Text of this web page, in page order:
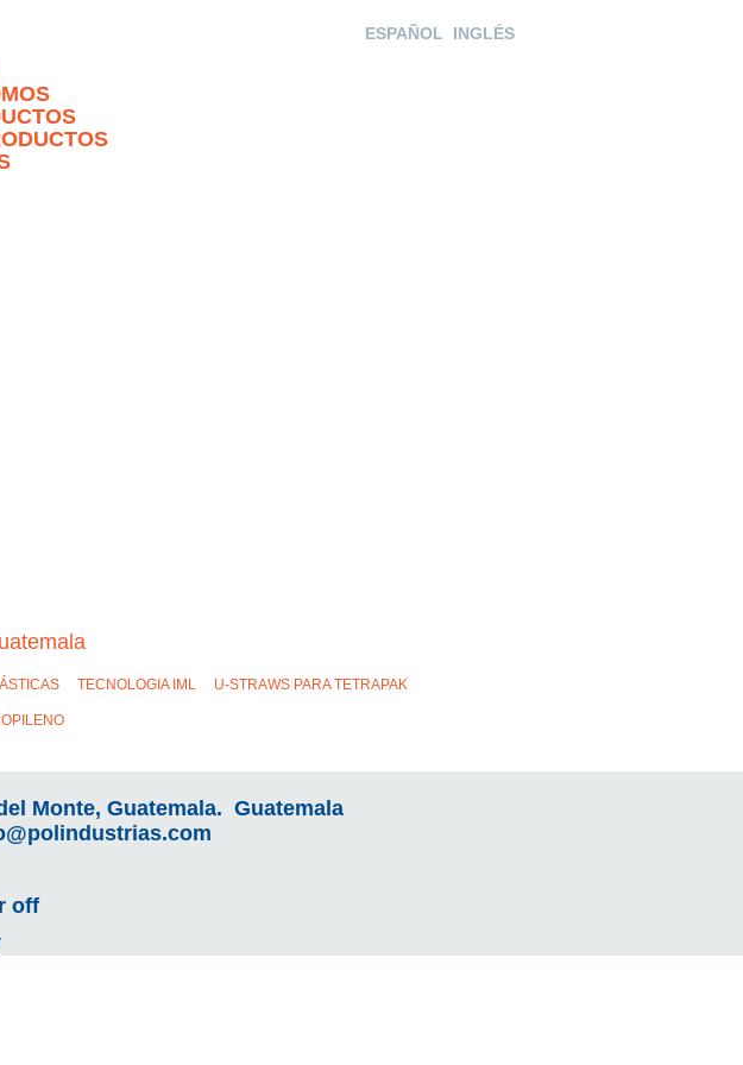
ESPAÑOL INGLÉS
TECNOLOGIA IML U-STRAWS PARA TETRAPAK
Monte, Guatemala. Guatemala